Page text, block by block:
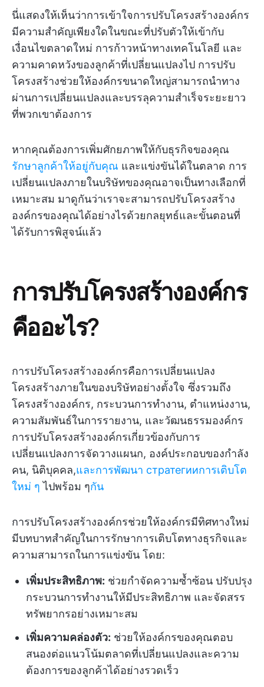
นี่แสดงให้เห็นว่าการเข้าใจการปรับโครงสร้างองค์กร
มีความสำคัญเพียงใดในขณะที่ปรับตัวให้เข้ากับ
เงื่อนไขตลาดใหม่ การก้าวหน้าทางเทคโนโลยี และ
ความคาดหวังของลูกค้าที่เปลี่ยนแปลงไป การปรับ
โครงสร้างช่วยให้องค์กรขนาดใหญ่สามารถนำทาง
ผ่านการเปลี่ยนแปลงและบรรลุความสำเร็จระยะยาว
ที่พวกเขาต้องการ
หากคุณต้องการเพิ่มศักยภาพให้กับธุรกิจของคุณ
รักษาลูกค้าให้อยู่กับคุณ และแข่งขันได้ในตลาด การ
เปลี่ยนแปลงภายในบริษัทของคุณอาจเป็นทางเลือกที่
เหมาะสม มาดูกันว่าเราจะสามารถปรับโครงสร้าง
องค์กรของคุณได้อย่างไรด้วยกลยุทธ์และขั้นตอนที่
ได้รับการพิสูจน์แล้ว
การปรับโครงสร้างองค์กร
คืออะไร?
การปรับโครงสร้างองค์กรคือการเปลี่ยนแปลง
โครงสร้างภายในของบริษัทอย่างตั้งใจ ซึ่งรวมถึง
โครงสร้างองค์กร, กระบวนการทำงาน, ตำแหน่งงาน,
ความสัมพันธ์ในการรายงาน, และวัฒนธรรมองค์กร
การปรับโครงสร้างองค์กรเกี่ยวข้องกับการ
เปลี่ยนแปลงการจัดวางแผนก, องค์ประกอบของกำลัง
คน, นิติบุคคล,และการพัฒนา стратегииการเติบโต
ใหม่ ๆ ไปพร้อม ๆกัน
การปรับโครงสร้างองค์กรช่วยให้องค์กรมีทิศทางใหม่
มีบทบาทสำคัญในการรักษาการเติบโตทางธุรกิจและ
ความสามารถในการแข่งขัน โดย:
เพิ่มประสิทธิภาพ: ช่วยกำจัดความซ้ำซ้อน ปรับปรุง
กระบวนการทำงานให้มีประสิทธิภาพ และจัดสรร
ทรัพยากรอย่างเหมาะสม
เพิ่มความคล่องตัว: ช่วยให้องค์กรของคุณตอบ
สนองต่อแนวโน้มตลาดที่เปลี่ยนแปลงและความ
ต้องการของลูกค้าได้อย่างรวดเร็ว